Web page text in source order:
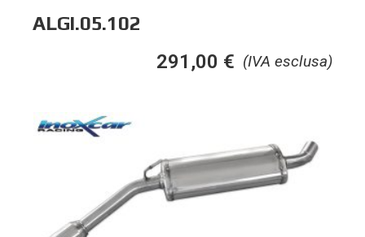
ALGI.05.102
(IVA esclusa)
291,00 €